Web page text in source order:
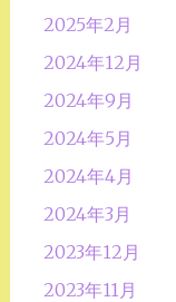
2025年2月
2024年12月
2024年9月
2024年5月
2024年4月
2024年3月
2023年12月
2023年11月